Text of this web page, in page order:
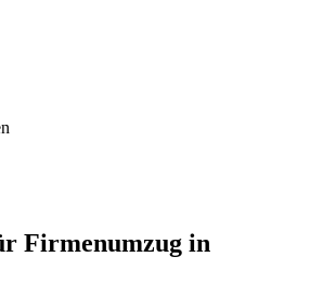
Firmenumzug in